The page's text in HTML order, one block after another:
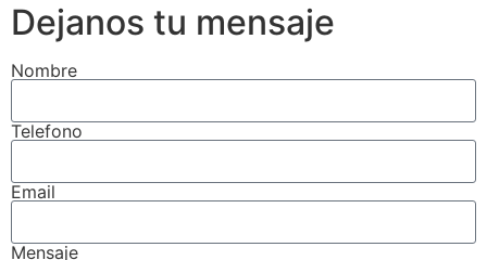
Dejanos tu mensaje
Nombre
Telefono
Email
Mensaje